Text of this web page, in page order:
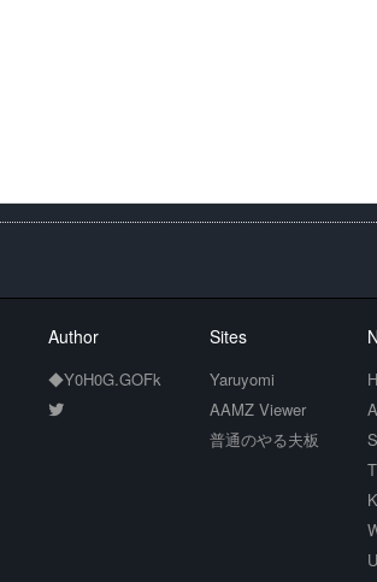
Author
◆Y0H0G.GOFk
Sites
Yaruyomi
AAMZ Viewer
普通のやる夫板